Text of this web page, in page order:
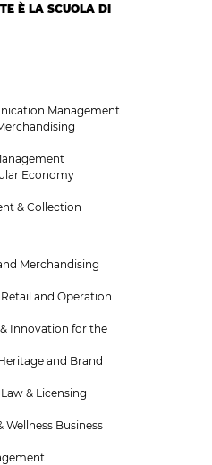
È LA SCUOLA DI
Management
Economy
& Collection
Merchandising
and Operation
Innovation for the
and Brand
& Licensing
Wellness Business